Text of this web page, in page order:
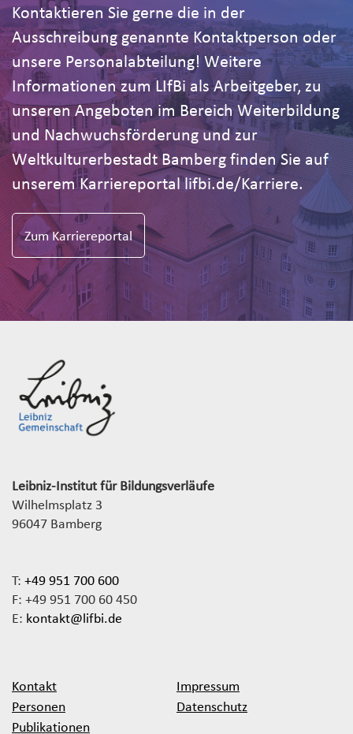
Kontaktieren Sie gerne die in der
Ausschreibung genannte Kontaktperson oder
unsere Personalabteilung! Weitere
Informationen zum LIfBi als Arbeitgeber, zu
unseren Angeboten im Bereich Weiterbildung
und Nachwuchsförderung und zur
Weltkulturerbestadt Bamberg finden Sie auf
unserem Karriereportal lifbi.de/Karriere.
Zum Karriereportal
Leibniz-Institut für Bildungsverläufe
Wilhelmsplatz 3
96047 Bamberg
T: +49 951 700 600
F: +49 951 700 60 450
E: kontakt@lifbi.de
Kontakt
Personen
Publikationen
Impressum
Datenschutz